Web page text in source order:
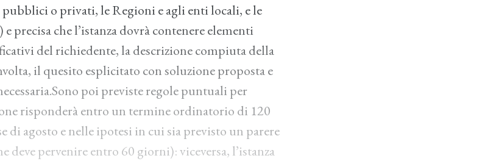
o privati, le Regioni e agli enti locali, e le
precisa che l’istanza dovrà contenere elementi
del richiedente, la descrizione compiuta della
il quesito esplicitato con soluzione proposta e
poi previste regole puntuali per
risponderà entro un termine ordinatorio di 120
di agosto e nelle ipotesi in cui sia previsto un parere
deve pervenire entro 60 giorni): viceversa, l’istanza